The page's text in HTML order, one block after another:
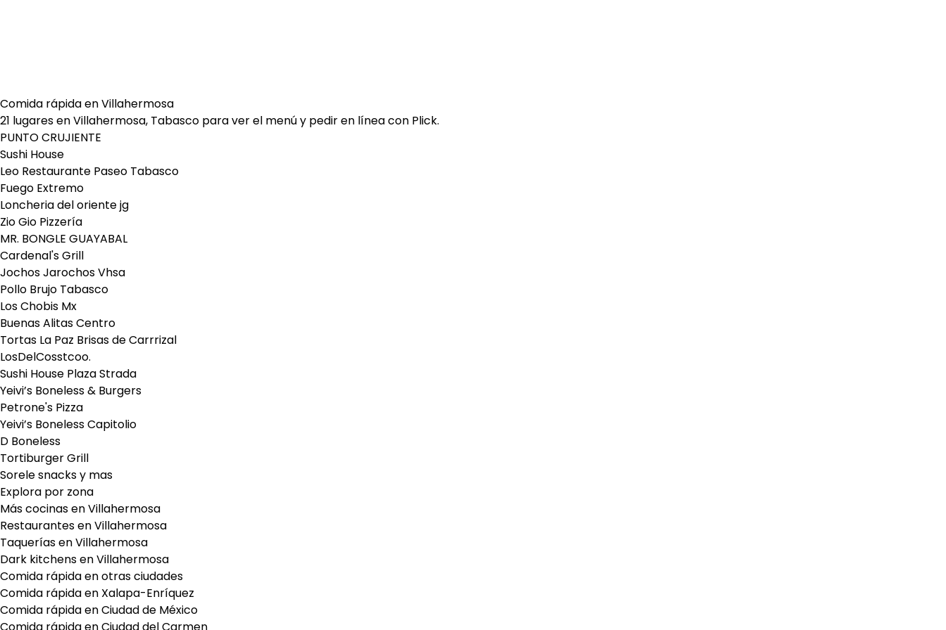
Comida rápida en Villahermosa
21 lugares en Villahermosa, Tabasco para ver el menú y pedir en línea con Plick.
PUNTO CRUJIENTE
Sushi House
Leo Restaurante Paseo Tabasco
Fuego Extremo
Loncheria del oriente jg
Zio Gio Pizzería
MR. BONGLE GUAYABAL
Cardenal's Grill
Jochos Jarochos Vhsa
Pollo Brujo Tabasco
Los Chobis Mx
Buenas Alitas Centro
Tortas La Paz Brisas de Carrrizal
LosDelCosstcoo.
Sushi House Plaza Strada
Yeivi’s Boneless & Burgers
Petrone's Pizza
Yeivi’s Boneless Capitolio
D Boneless
Tortiburger Grill
Sorele snacks y mas
Explora por zona
Más cocinas en Villahermosa
Restaurantes en Villahermosa
Taquerías en Villahermosa
Dark kitchens en Villahermosa
Comida rápida en otras ciudades
Comida rápida en Xalapa-Enríquez
Comida rápida en Ciudad de México